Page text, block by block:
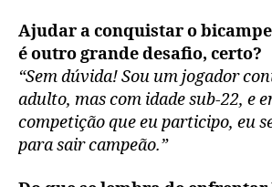
Ajudar a conquistar o
é outro grande desafio, certo?
“Sem dúvida! Sou um jogador
adulto, mas com idade sub-22, e
competição que eu participo, eu
para sair campeão.”